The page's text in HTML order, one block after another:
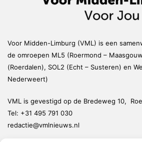
Voor Midden-Limburg (VML) is een
de omroepen ML5 (Roermond –
(Roerdalen), SOL2 (Echt – Susteren) en
Nederweert)
VML is gevestigd op de Bredeweg 10,
Tel: +31 495 791 030
redactie@vmlnieuws.nl